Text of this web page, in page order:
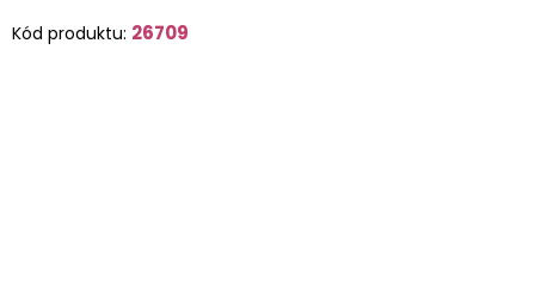
Kód produktu: 26709